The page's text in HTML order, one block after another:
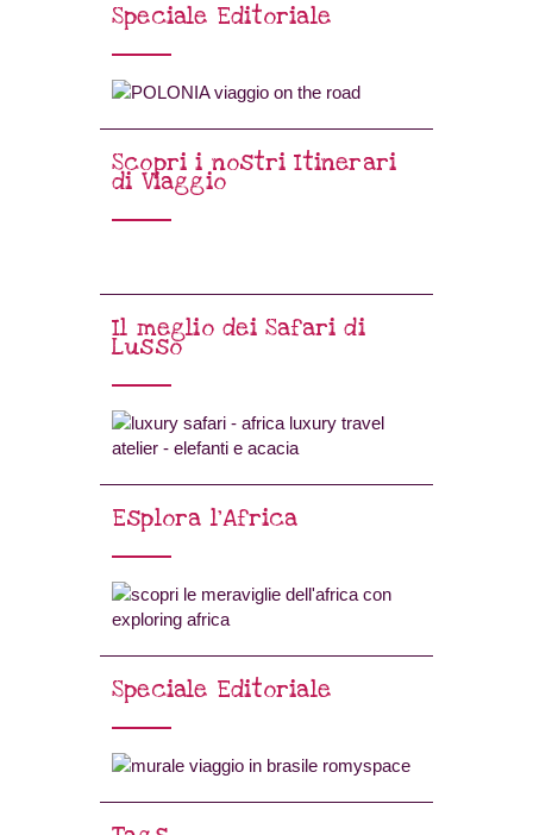
Speciale Editoriale
Scopri i nostri Itinerari
di Viaggio
Il meglio dei Safari di
Lusso
Esplora l’Africa
Speciale Editoriale